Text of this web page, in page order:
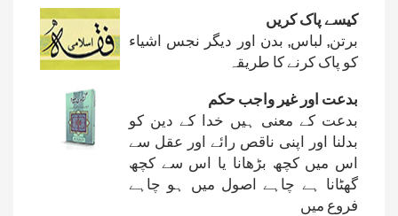
کیسے پاک کریں
برتن, لباس, بدن اور دیگر نجس اشیاء
کو پاک کرنے کا طریقہ
بدعت اور غیر واجب حکم
بدعت کے معنی ہیں خدا کے دین کو
بدلنا اور اپنی ناقص رائے اور عقل سے
اس میں کچھ بڑھانا یا اس سے کچھ
گھٹانا ہے چاہے اصول میں ہو چاہے
فروع میں